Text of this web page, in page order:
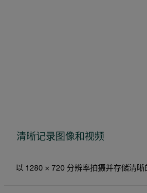
清晰记录图像和视频
以 1280 × 720 分辨率拍摄并存储清晰